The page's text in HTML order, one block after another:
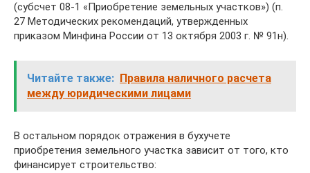
(субсчет 08-1 «Приобретение земельных участков») (п.
27 Методических рекомендаций, утвержденных
приказом Минфина России от 13 октября 2003 г. № 91н).
Читайте также: Правила наличного расчета
между юридическими лицами
В остальном порядок отражения в бухучете
приобретения земельного участка зависит от того, кто
финансирует строительство: